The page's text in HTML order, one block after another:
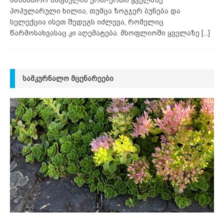
პოპულარული ხილია, თუმცა ზოგჯერ ბუნება და
სელექცია ისეთ შედეგს იძლევა, რომელიც
წარმოსახვასაც კი აღემატება. მსოფლიოში ყველაზე [...]
ᲡᲐᲛᲙᲣᲠᲜᲐᲚᲝ ᲛᲪᲔᲜᲐᲠᲔᲔᲑᲘ